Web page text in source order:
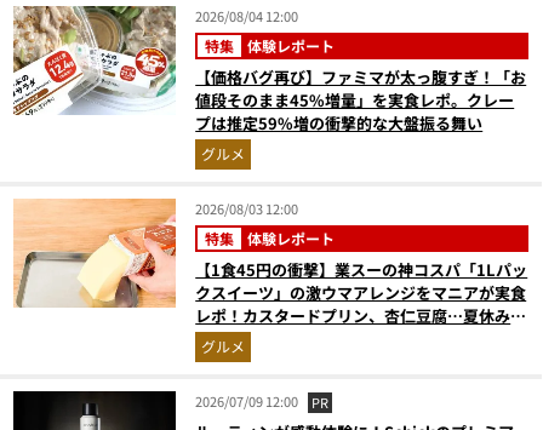
2026/08/04 12:00
特集 体験レポート
【価格バグ再び】ファミマが太っ腹すぎ！「お
値段そのまま45%増量」を実食レポ。クレー
プは推定59%増の衝撃的な大盤振る舞い
グルメ
2026/08/03 12:00
特集 体験レポート
【1食45円の衝撃】業スーの神コスパ「1Lパッ
クスイーツ」の激ウマアレンジをマニアが実食
レポ！カスタードプリン、杏仁豆腐…夏休みの
おやつに最強すぎた
グルメ
2026/07/09 12:00 PR